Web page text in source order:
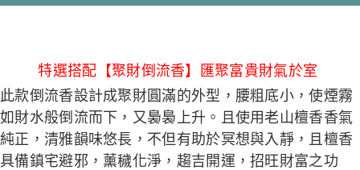
特選搭配【聚財倒流香】匯聚富貴財氣於室
此款倒流香設計成聚財圓滿的外型，腰粗底小，使煙霧
如財水般倒流而下，又裊裊上升。且使用老山檀香香氣
純正，清雅韻味悠長，不但有助於冥想與入靜，且檀香
具備鎮宅避邪，薰穢化淨，趨吉開運，招旺財富之功